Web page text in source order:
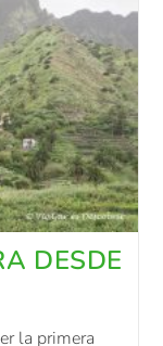
DESDE
la primera